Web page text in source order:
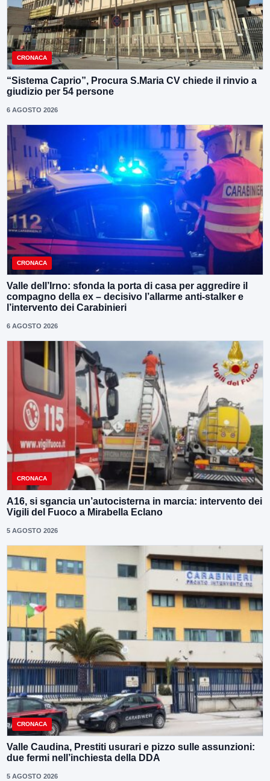
CRONACA
“Sistema Caprio”, Procura S.Maria CV chiede il rinvio a
giudizio per 54 persone
6 AGOSTO 2026
CRONACA
Valle dell’Irno: sfonda la porta di casa per aggredire il
compagno della ex – decisivo l’allarme anti-stalker e
l’intervento dei Carabinieri
6 AGOSTO 2026
CRONACA
A16, si sgancia un’autocisterna in marcia: intervento dei
Vigili del Fuoco a Mirabella Eclano
5 AGOSTO 2026
CRONACA
Valle Caudina, Prestiti usurari e pizzo sulle assunzioni:
due fermi nell’inchiesta della DDA
5 AGOSTO 2026